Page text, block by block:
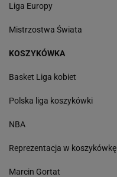
Liga Europy
Mistrzostwa Świata
KOSZYKÓWKA
Basket Liga kobiet
Polska liga koszykówki
NBA
Reprezentacja w koszykówkę
Marcin Gortat